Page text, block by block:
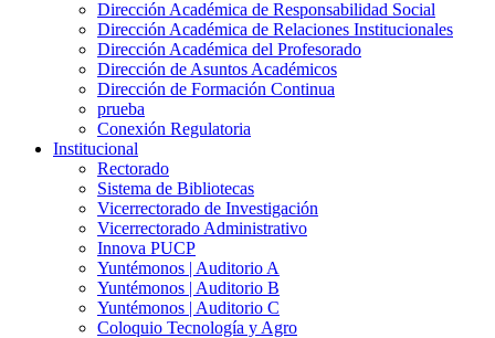
Dirección Académica de Responsabilidad Social
Dirección Académica de Relaciones Institucionales
Dirección Académica del Profesorado
Dirección de Asuntos Académicos
Dirección de Formación Continua
prueba
Conexión Regulatoria
Institucional
Rectorado
Sistema de Bibliotecas
Vicerrectorado de Investigación
Vicerrectorado Administrativo
Innova PUCP
Yuntémonos | Auditorio A
Yuntémonos | Auditorio B
Yuntémonos | Auditorio C
Coloquio Tecnología y Agro